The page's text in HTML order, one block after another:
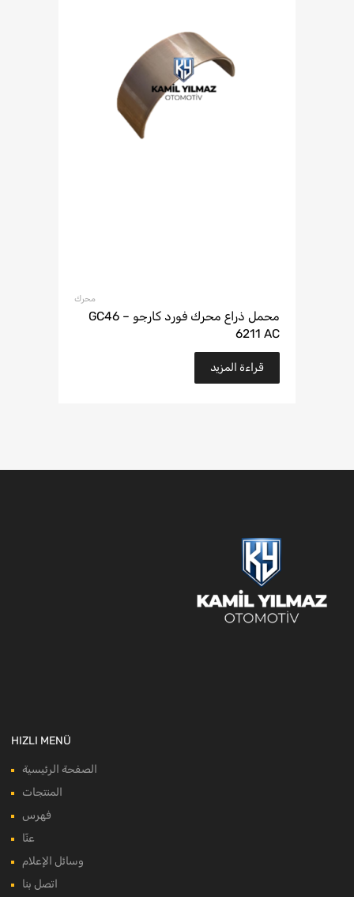
محرك
محمل ذراع محرك فورد كارجو – GC46
6211 AC
قراءة المزيد
HIZLI MENÜ
الصفحة الرئيسية
المنتجات
فهرس
عنّا
وسائل الإعلام
اتصل بنا